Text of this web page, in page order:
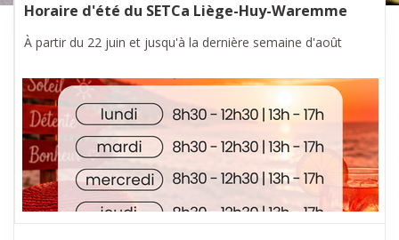
Horaire d'été du SETCa Liège-Huy-Waremme
À partir du 22 juin et jusqu'à la dernière semaine d'août